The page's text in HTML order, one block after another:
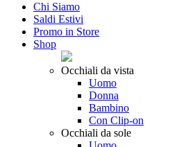
Chi Siamo
Saldi Estivi
Promo in Store
Shop
Occhiali da vista
Uomo
Donna
Bambino
Con Clip-on
Occhiali da sole